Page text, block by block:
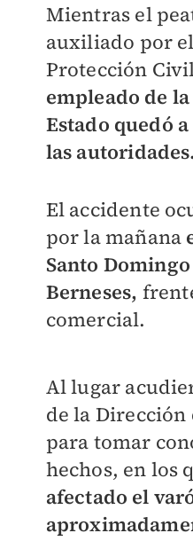
Mientras el
auxiliado por
Protección
empleado de
Estado quedó
las
El accidente
por la mañana
Santo
Berneses,
comercial.
Al lugar
de la
para tomar
hechos, en los
afectado el